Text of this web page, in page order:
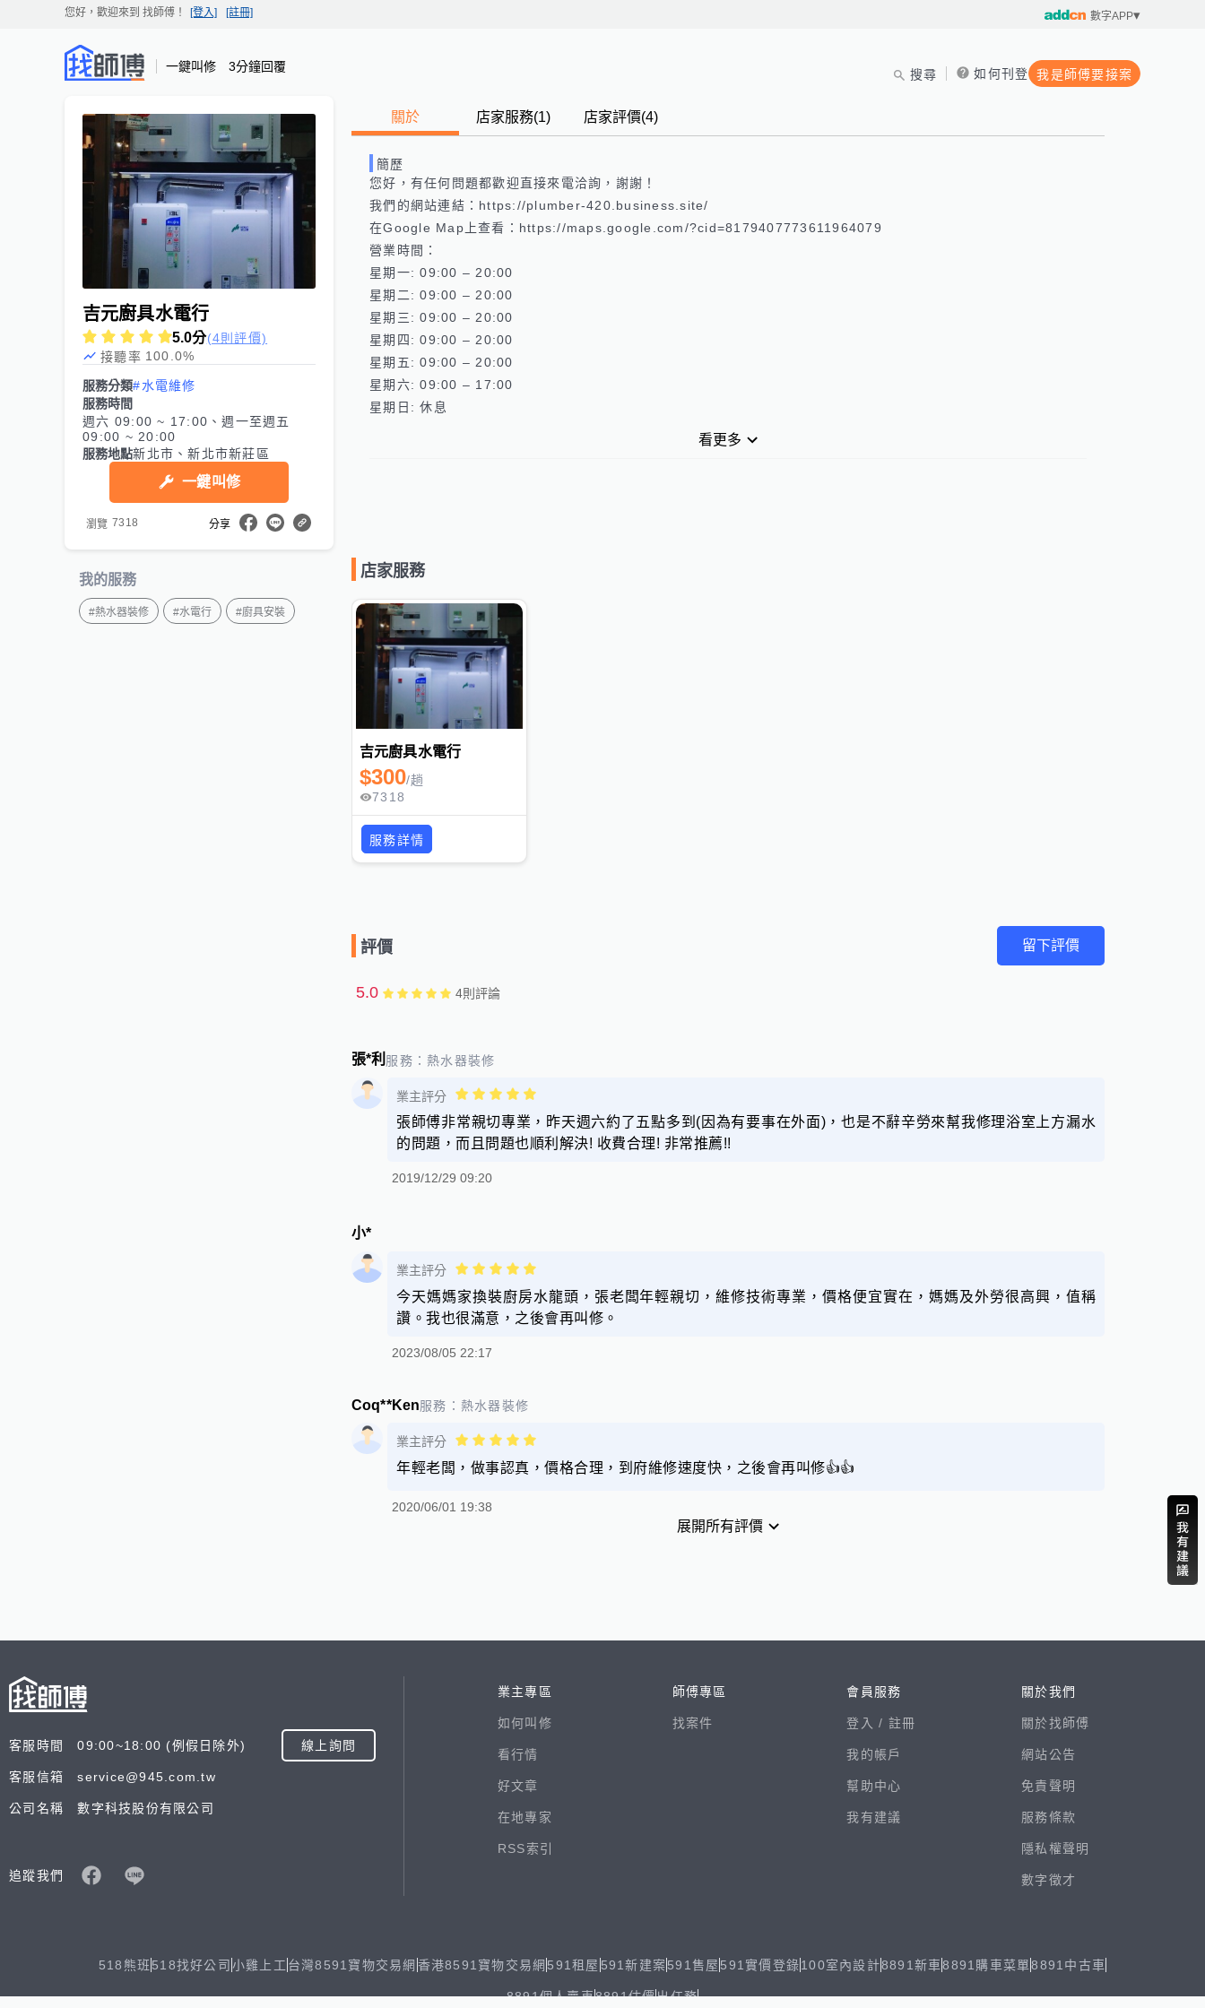
您好，歡迎來到 找師傅 ！ [登入] [註冊] 數字APP
一鍵叫修 3分鐘回覆
搜尋 如何刊登 我是師傅要接案
吉元廚具水電行
5.0分(4則評價)
接聽率 100.0%
服務分類#水電維修
服務時間
週六 09:00 ~ 17:00、週一至週五
09:00 ~ 20:00
服務地點新北市、新北市新莊區
一鍵叫修
瀏覽 7318 分享
我的服務
#熱水器裝修 #水電行 #廚具安裝
關於 店家服務(1) 店家評價(4)
簡歷
您好，有任何問題都歡迎直接來電洽詢，謝謝！
我們的網站連結：https://plumber-420.business.site/
在Google Map上查看：https://maps.google.com/?cid=8179407773611964079
營業時間：
星期一: 09:00 – 20:00
星期二: 09:00 – 20:00
星期三: 09:00 – 20:00
星期四: 09:00 – 20:00
星期五: 09:00 – 20:00
星期六: 09:00 – 17:00
看更多
店家服務
吉元廚具水電行
$300/趟
7318
服務詳情
評價 留下評價
5.0 4則評論
張*利 服務： 熱水器裝修
業主評分
張師傅非常親切專業，昨天週六約了五點多到(因為有要事在外面)，也是不辭辛勞來幫我修理浴室上方漏水
的問題，而且問題也順利解決! 收費合理! 非常推薦!!
2019/12/29 09:20
小*
業主評分
今天媽媽家換裝廚房水龍頭，張老闆年輕親切，維修技術專業，價格便宜實在，媽媽及外勞很高興，值稱
讚。我也很滿意，之後會再叫修。
2023/08/05 22:17
Coq**Ken服務： 熱水器裝修
業主評分
年輕老闆，做事認真，價格合理，到府維修速度快，之後會再叫修👍👍
2020/06/01 19:38
展開所有評價
客服時間 09:00~18:00 (例假日除外) 線上詢問
客服信箱 service@945.com.tw
公司名稱 數字科技股份有限公司
追蹤我們
業主專區
如何叫修
看行情
好文章
在地專家
RSS索引
師傅專區
找案件
會員服務
登入 / 註冊
我的帳戶
幫助中心
我有建議
關於我們
關於找師傅
網站公告
免責聲明
服務條款
隱私權聲明
數字徵才
518熊班 518找好公司 小雞上工 台灣8591寶物交易網 香港8591寶物交易網 591租屋 591新建案591售屋 591實價登錄100室內設計8891新車 8891購車菜單 8891中古車
8891個人賣車8891估價出任務